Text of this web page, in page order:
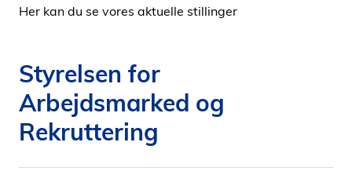
i
n
Her kan du se vores aktuelle stillinger
Styrelsen for
Arbejdsmarked og
Rekruttering